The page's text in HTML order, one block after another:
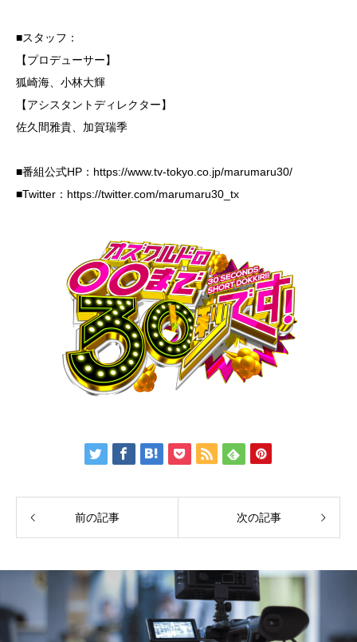
■スタッフ：
【プロデューサー】
狐崎海、小林大輝
【アシスタントディレクター】
佐久間雅貴、加賀瑞季
■番組公式HP： https://www.tv-tokyo.co.jp/marumaru30/
■Twitter： https://twitter.com/marumaru30_tx
前の記事 次の記事